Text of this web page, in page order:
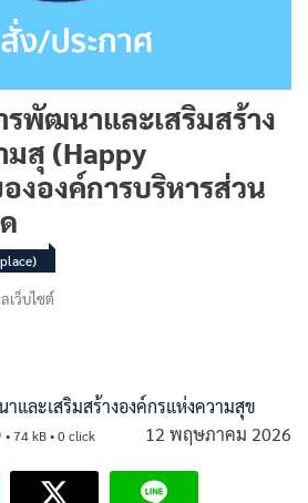
พัฒนาและเสริมสร้าง
มสุ (Happy
งองค์การบริหารส่วน
เว็บไซต์
และเสริมสร้างองค์กรแห่งความสุข
• 74 kB • 0 click 12 พฤษภาคม 2026